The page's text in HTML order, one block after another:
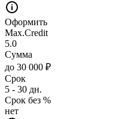
Оформить
Max.Credit
5.0
Сумма
до 30 000 ₽
Срок
5 - 30 дн.
Срок без %
нет